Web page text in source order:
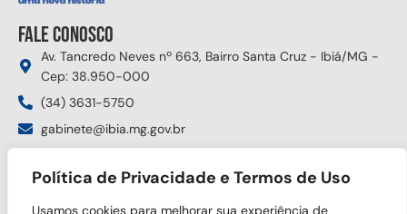
Política de Privacidade e Termos de Uso
Usamos cookies para melhorar sua experiência de
Fale conosco
Av. Tancredo Neves nº 663, Bairro Santa Cruz - Ibiá/MG -
Cep: 38.950-000
(34) 3631-5750
gabinete@ibia.mg.gov.br